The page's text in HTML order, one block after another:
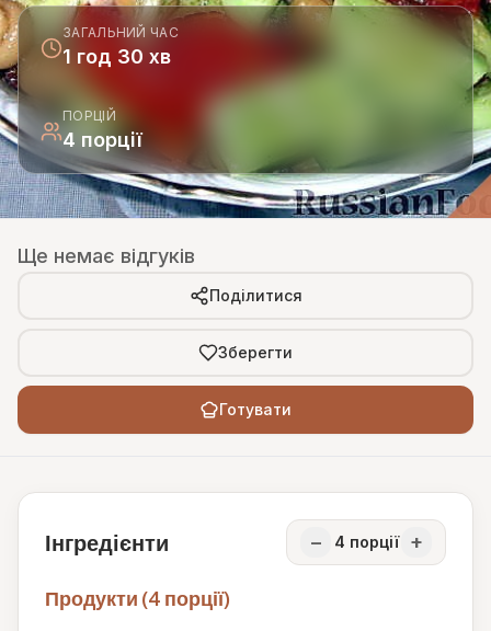
ЗАГАЛЬНИЙ ЧАС
1 год 30 хв
ПОРЦІЙ
4 порції
Ще немає відгуків
Поділитися
Зберегти
Готувати
Інгредієнти − 4 порції +
Продукти (4 порції)